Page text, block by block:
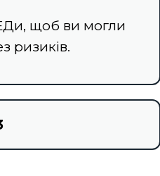
щоб ви могли
ризиків.